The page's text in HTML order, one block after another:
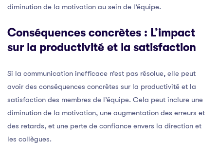
diminution de la motivation au sein de l’équipe.
Conséquences concrètes : L’impact
sur la productivité et la satisfaction
Si la communication inefficace n’est pas résolue, elle peut
avoir des conséquences concrètes sur la productivité et la
satisfaction des membres de l’équipe. Cela peut inclure une
diminution de la motivation, une augmentation des erreurs et
des retards, et une perte de confiance envers la direction et
les collègues.